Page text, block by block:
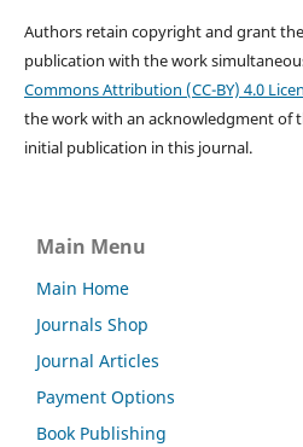
Authors retain copyright and grant
publication with the work
Commons Attribution (CC-BY) 4.0
the work with an acknowledgment of
initial publication in this journal.
Main Menu
Main Home
Journals Shop
Journal Articles
Payment Options
Book Publishing